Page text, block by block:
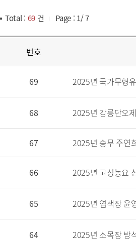
Total : 69 건 Page : 1/7
번호
69 2025년 국가무형
68 2025년 강릉단오
67 2025년 승무 주연
66 2025년 고성농요
65 2025년 염색장 윤
64 2025년 소목장 방